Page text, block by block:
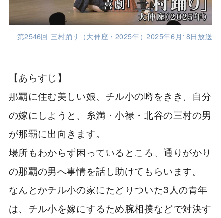
第2546回 三村踊り（大伸座・2025年）2025年6月18日放送
【あらすじ】
那覇に住む美しい娘、チル小の噂をきき、自分
の嫁にしようと、糸満・小禄・北谷の三村の男
が那覇に出向きます。
場所もわからず困っているところ、通りがかり
の那覇の男へ事情を話し助けてもらいます。
なんとかチル小の家にたどりついた3人の青年
は、チル小を嫁にするため腕相撲などで対決す